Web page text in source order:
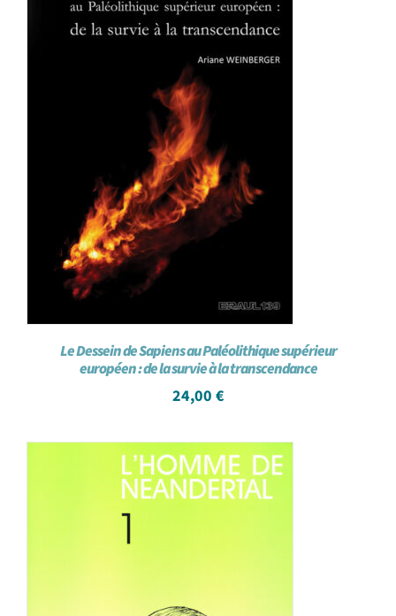
Le Dessein de Sapiens au Paléolithique supérieur
européen : de la survie à la transcendance
24,00 €